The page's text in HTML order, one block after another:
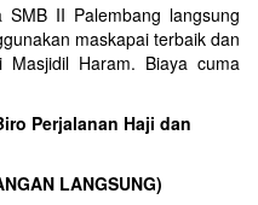
II Palembang langsung
maskapai terbaik dan
Haram. Biaya cuma
Perjalanan Haji dan
LANGSUNG)